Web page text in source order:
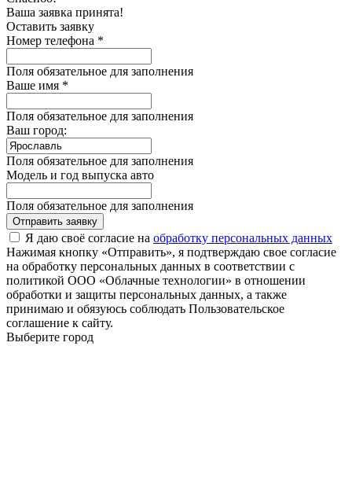
Ваша заявка принята!
Оставить заявку
Номер телефона *
Поля обязательное для заполнения
Ваше имя *
Поля обязательное для заполнения
Ваш город:
Поля обязательное для заполнения
Модель и год выпуска авто
Поля обязательное для заполнения
Отправить заявку
Я даю своё согласие на обработку персональных данных
Нажимая кнопку «Отправить», я подтверждаю свое согласие
на обработку персональных данных в соответствии с
политикой ООО «Облачные технологии» в отношении
обработки и защиты персональных данных, а также
принимаю и обязуюсь соблюдать Пользовательское
соглашение к сайту.
Выберите город